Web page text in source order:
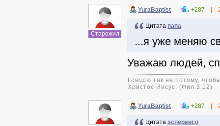
Старожил
YuraBaptist +287
Цитата папа
...я уже меняю
Уважаю людей,
Говорю так не потому,
Христос Иисус. (Фил.3:12)
YuraBaptist +287
Цитата эсперансо